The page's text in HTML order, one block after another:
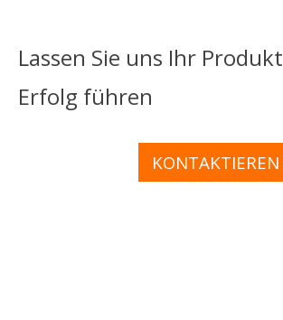
Lassen Sie uns Ihr
Erfolg führen